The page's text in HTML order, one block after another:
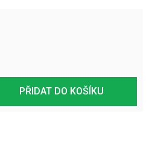
PŘIDAT DO KOŠÍKU